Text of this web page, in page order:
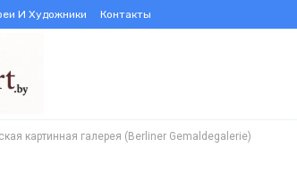
И Художники Контакты
картинная галерея (Berliner Gemaldegalerie)